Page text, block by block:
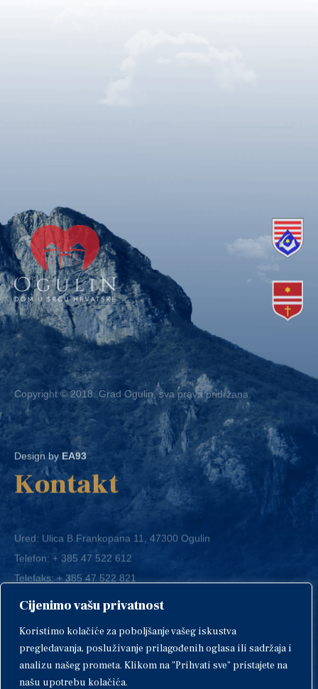
Cijenimo vašu privatnost
Koristimo kolačiće za poboljšanje vašeg iskustva
pregledavanja, posluživanje prilagođenih oglasa ili sadržaja i
analizu našeg prometa. Klikom na "Prihvati sve" pristajete na
našu upotrebu kolačića.
Copyright © 2018. Grad Ogulin, sva prava pridržana.
Design byEA93
Kontakt
Ured: Ulica B.Frankopana 11, 47300 Ogulin
Telefon:+ 385 47 522 612
Telefaks:+ 385 47 522 821
E-mail:grad-ogulin@ogulin.hr